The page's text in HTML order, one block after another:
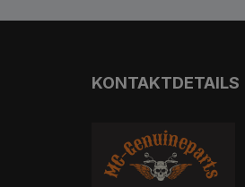
KONTAKTDETAILS